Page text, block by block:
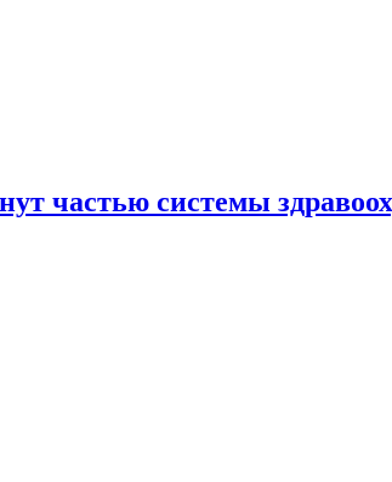
частью системы